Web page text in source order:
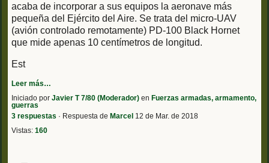
acaba de incorporar a sus equipos la aeronave más
pequeña del Ejército del Aire. Se trata del micro-UAV
(avión controlado remotamente) PD-100 Black Hornet
que mide apenas 10 centímetros de longitud.
Est
Leer más…
Iniciado por Javier T 7/80 (Moderador) en Fuerzas armadas, armamento,
guerras
3 respuestas · Respuesta de Marcel 12 de Mar. de 2018
Vistas: 160